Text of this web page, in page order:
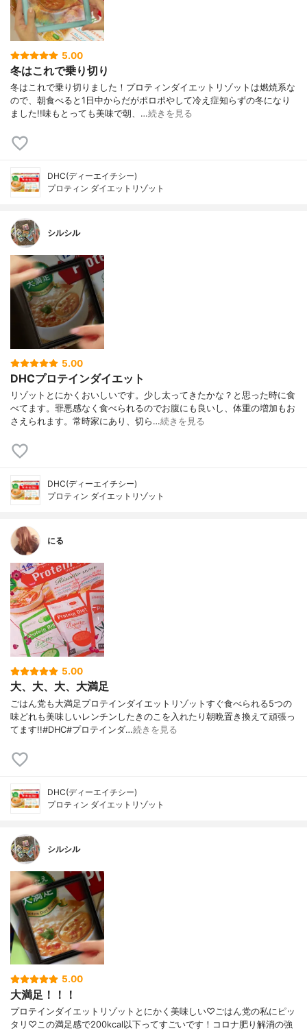
5.00
冬はこれで乗り切り
冬はこれで乗り切りました！プロティンダイエットリゾットは燃焼系な
ので、朝食べると1日中からだがポロポやして冷え症知らずの冬になり
ました!!味もとっても美味で朝、…続きを見る
DHC(ディーエイチシー)
プロティン ダイエットリゾット
シルシル
5.00
DHCプロテインダイエット
リゾットとにかくおいしいです。少し太ってきたかな？と思った時に食
べてます。罪悪感なく食べられるのでお腹にも良いし、体重の増加もお
さえられます。常時家にあり、切ら…続きを見る
DHC(ディーエイチシー)
プロティン ダイエットリゾット
にる
5.00
大、大、大、大満足
ごはん党も大満足プロテインダイエットリゾットすぐ食べられる5つの
味どれも美味しいレンチンしたきのこを入れたり朝晩置き換えて頑張っ
てます!!#DHC#プロテインダ…続きを見る
DHC(ディーエイチシー)
プロティン ダイエットリゾット
シルシル
5.00
大満足！！！
プロテインダイエットリゾットとにかく美味しい♡ごはん党の私にピッ
タリ♡この満足感で200kcal以下ってすごいです！コロナ肥り解消の強